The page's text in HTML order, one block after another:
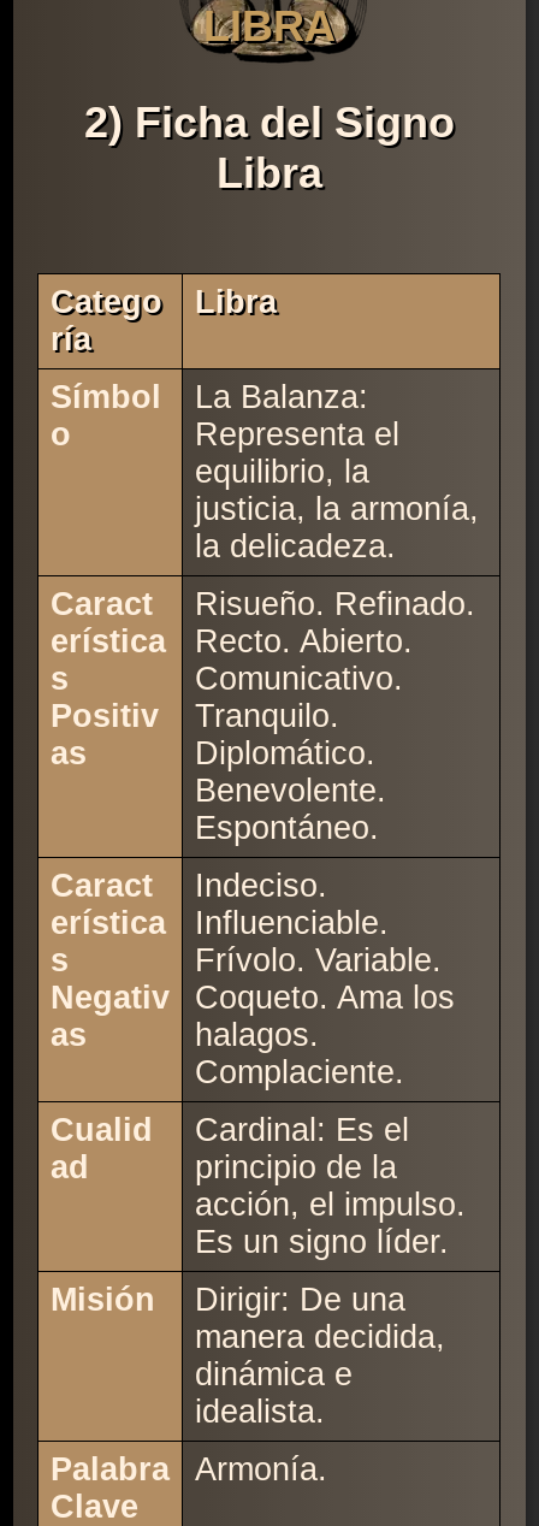
LIBRA
2) Ficha del Signo
Libra
Catego
Ría
Libra
Símbol
o
La Balanza:
Representa el
equilibrio, la
justicia, la armonía,
la delicadeza.
Caract
erística
s
Positiv
as
Risueño. Refinado.
Recto. Abierto.
Comunicativo.
Tranquilo.
Diplomático.
Benevolente.
Espontáneo.
Caract
erística
s
Negativ
as
Indeciso.
Influenciable.
Frívolo. Variable.
Coqueto. Ama los
halagos.
Complaciente.
Cualid
ad
Cardinal: Es el
principio de la
acción, el impulso.
Es un signo líder.
Misión
Dirigir: De una
manera decidida,
dinámica e
idealista.
Palabra
Clave
Armonía.